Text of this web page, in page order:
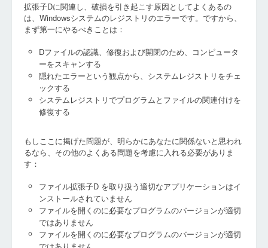
拡張子Dに関連し、破損を引き起こす原因としてよくあるの
は、Windowsシステムのレジストリのエラーです。ですから、
まず第一にやるべきことは：
Dファイルの認識、修復および開閉のため、コンピュータ
ーをスキャンする
隠れたエラーという観点から、システムレジストリをチェ
ックする
システムレジストリでプログラムとファイルの関連付けを
修復する
もしここに掲げた問題が、明らかにあなたに関係ないと思われ
るなら、その他のよくある問題を考慮に入れる必要がありま
す：
ファイル拡張子D を取り扱う適切なアプリケーションはイ
ンストールされていません
ファイルを開くのに必要なプログラムのバージョンが適切
ではありません
ファイルを開くのに必要なプログラムのバージョンが適切